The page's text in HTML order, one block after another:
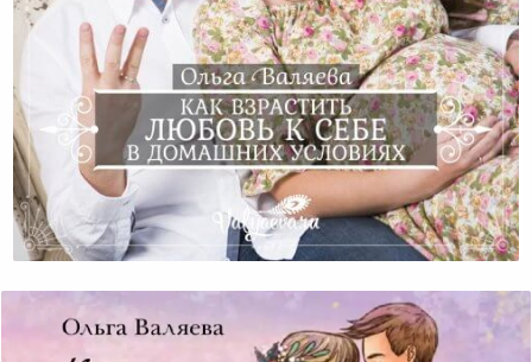
Как Взрастить Любовь К Себе В Домашних Условиях